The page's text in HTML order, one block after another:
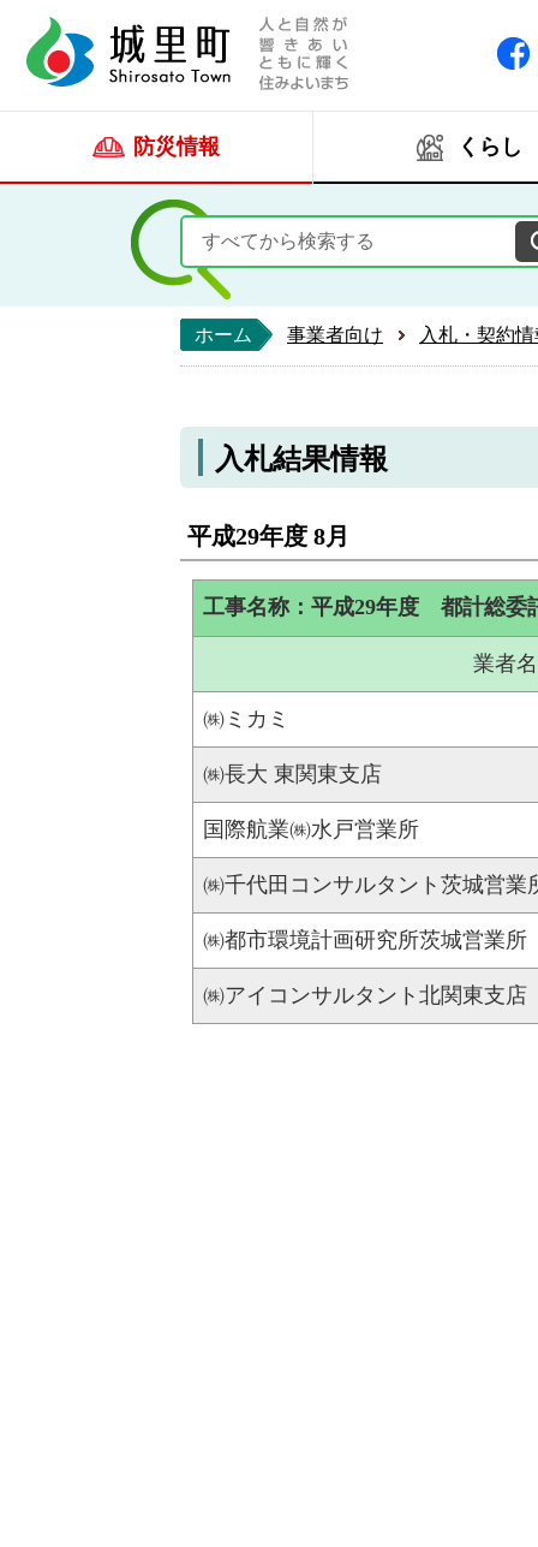
防災情報 くらし
ホーム 事業者向け 入札・契約
入札結果情報
平成29年度 8月
工事名称：平成29年度 都計総委
業者名
㈱ミカミ
㈱長大 東関東支店
国際航業㈱水戸営業所
㈱千代田コンサルタント茨城営業
㈱都市環境計画研究所茨城営業所
㈱アイコンサルタント北関東支店